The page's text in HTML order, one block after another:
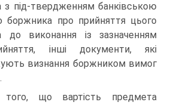
з під-твердженням банківською
боржника про прийняття цього
до виконання із зазначенням
інші документи, які
визнання боржником вимог
того, що вартість предмета